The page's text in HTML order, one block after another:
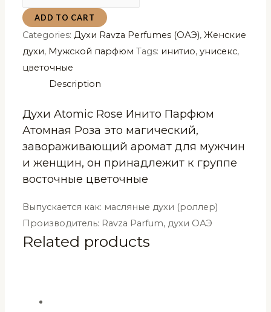
Atomic
Rose
Инито
Парфюм
Атомная
6
мл
quantity
ADD TO CART
Categories:Духи Ravza Perfumes (ОАЭ),Женские
духи, Мужской парфюм Tags: инитио,унисекс,
цветочные
Description
Духи Atomic Rose Инито Парфюм
Атомная Роза это магический,
завораживающий аромат для мужчин
и женщин, он принадлежит к группе
восточные цветочные
Выпускается как: масляные духи (роллер)
Производитель: Ravza Parfum, духи ОАЭ
Related products